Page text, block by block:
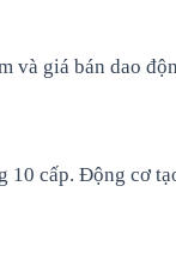
và giá bán dao
cấp. Động cơ